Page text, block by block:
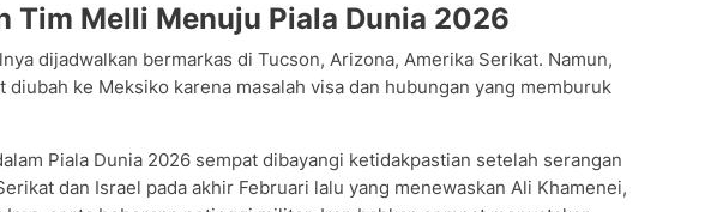
Tim Melli Menuju Piala Dunia 2026
dijadwalkan bermarkas di Tucson, Arizona, Amerika Serikat. Namun,
diubah ke Meksiko karena masalah visa dan hubungan yang memburuk
Piala Dunia 2026 sempat dibayangi ketidakpastian setelah serangan
dan Israel pada akhir Februari lalu yang menewaskan Ali Khamenei,